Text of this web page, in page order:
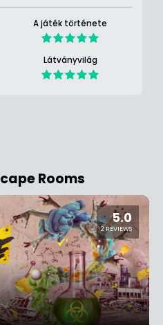
A játék története
Látványvilág
Rooms
5.0
2 REVIEWS